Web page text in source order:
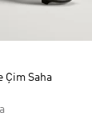
Çim Saha